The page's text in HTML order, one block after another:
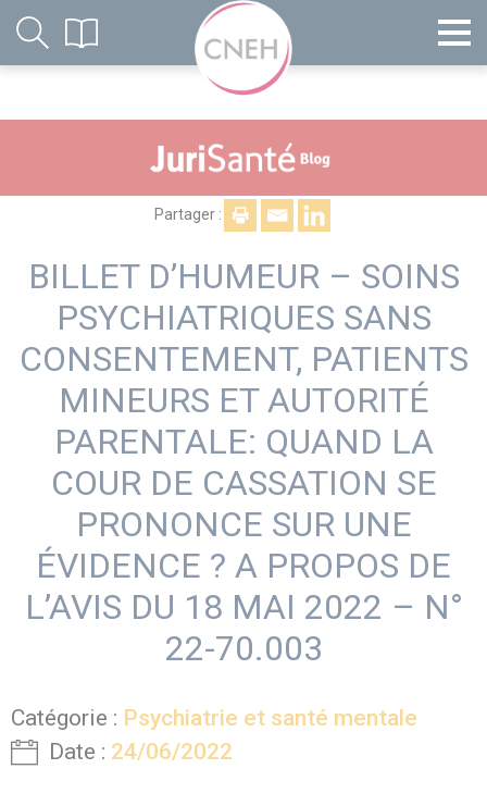
Partager :
BILLET D’HUMEUR – SOINS
PSYCHIATRIQUES SANS
CONSENTEMENT, PATIENTS
MINEURS ET AUTORITÉ
PARENTALE: QUAND LA
COUR DE CASSATION SE
PRONONCE SUR UNE
ÉVIDENCE ? A PROPOS DE
L’AVIS DU 18 MAI 2022 – N°
22-70.003
Catégorie : Psychiatrie et santé mentale
Date : 24/06/2022